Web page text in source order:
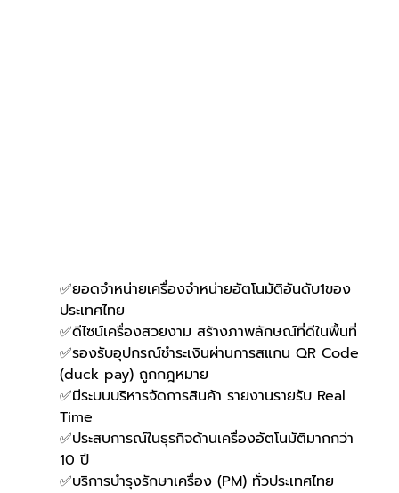
✅ยอดจำหน่ายเครื่องจำหน่ายอัตโนมัติอันดับ1ของ
ประเทศไทย
✅ดีไซน์เครื่องสวยงาม สร้างภาพลักษณ์ที่ดีในพื้นที่
✅รองรับอุปกรณ์ชำระเงินผ่านการสแกน QR Code
(duck pay) ถูกกฎหมาย
✅มีระบบบริหารจัดการสินค้า รายงานรายรับ Real
Time
✅ประสบการณ์ในธุรกิจด้านเครื่องอัตโนมัติมากกว่า
10 ปี
✅บริการบำรุงรักษาเครื่อง (PM) ทั่วประเทศไทย